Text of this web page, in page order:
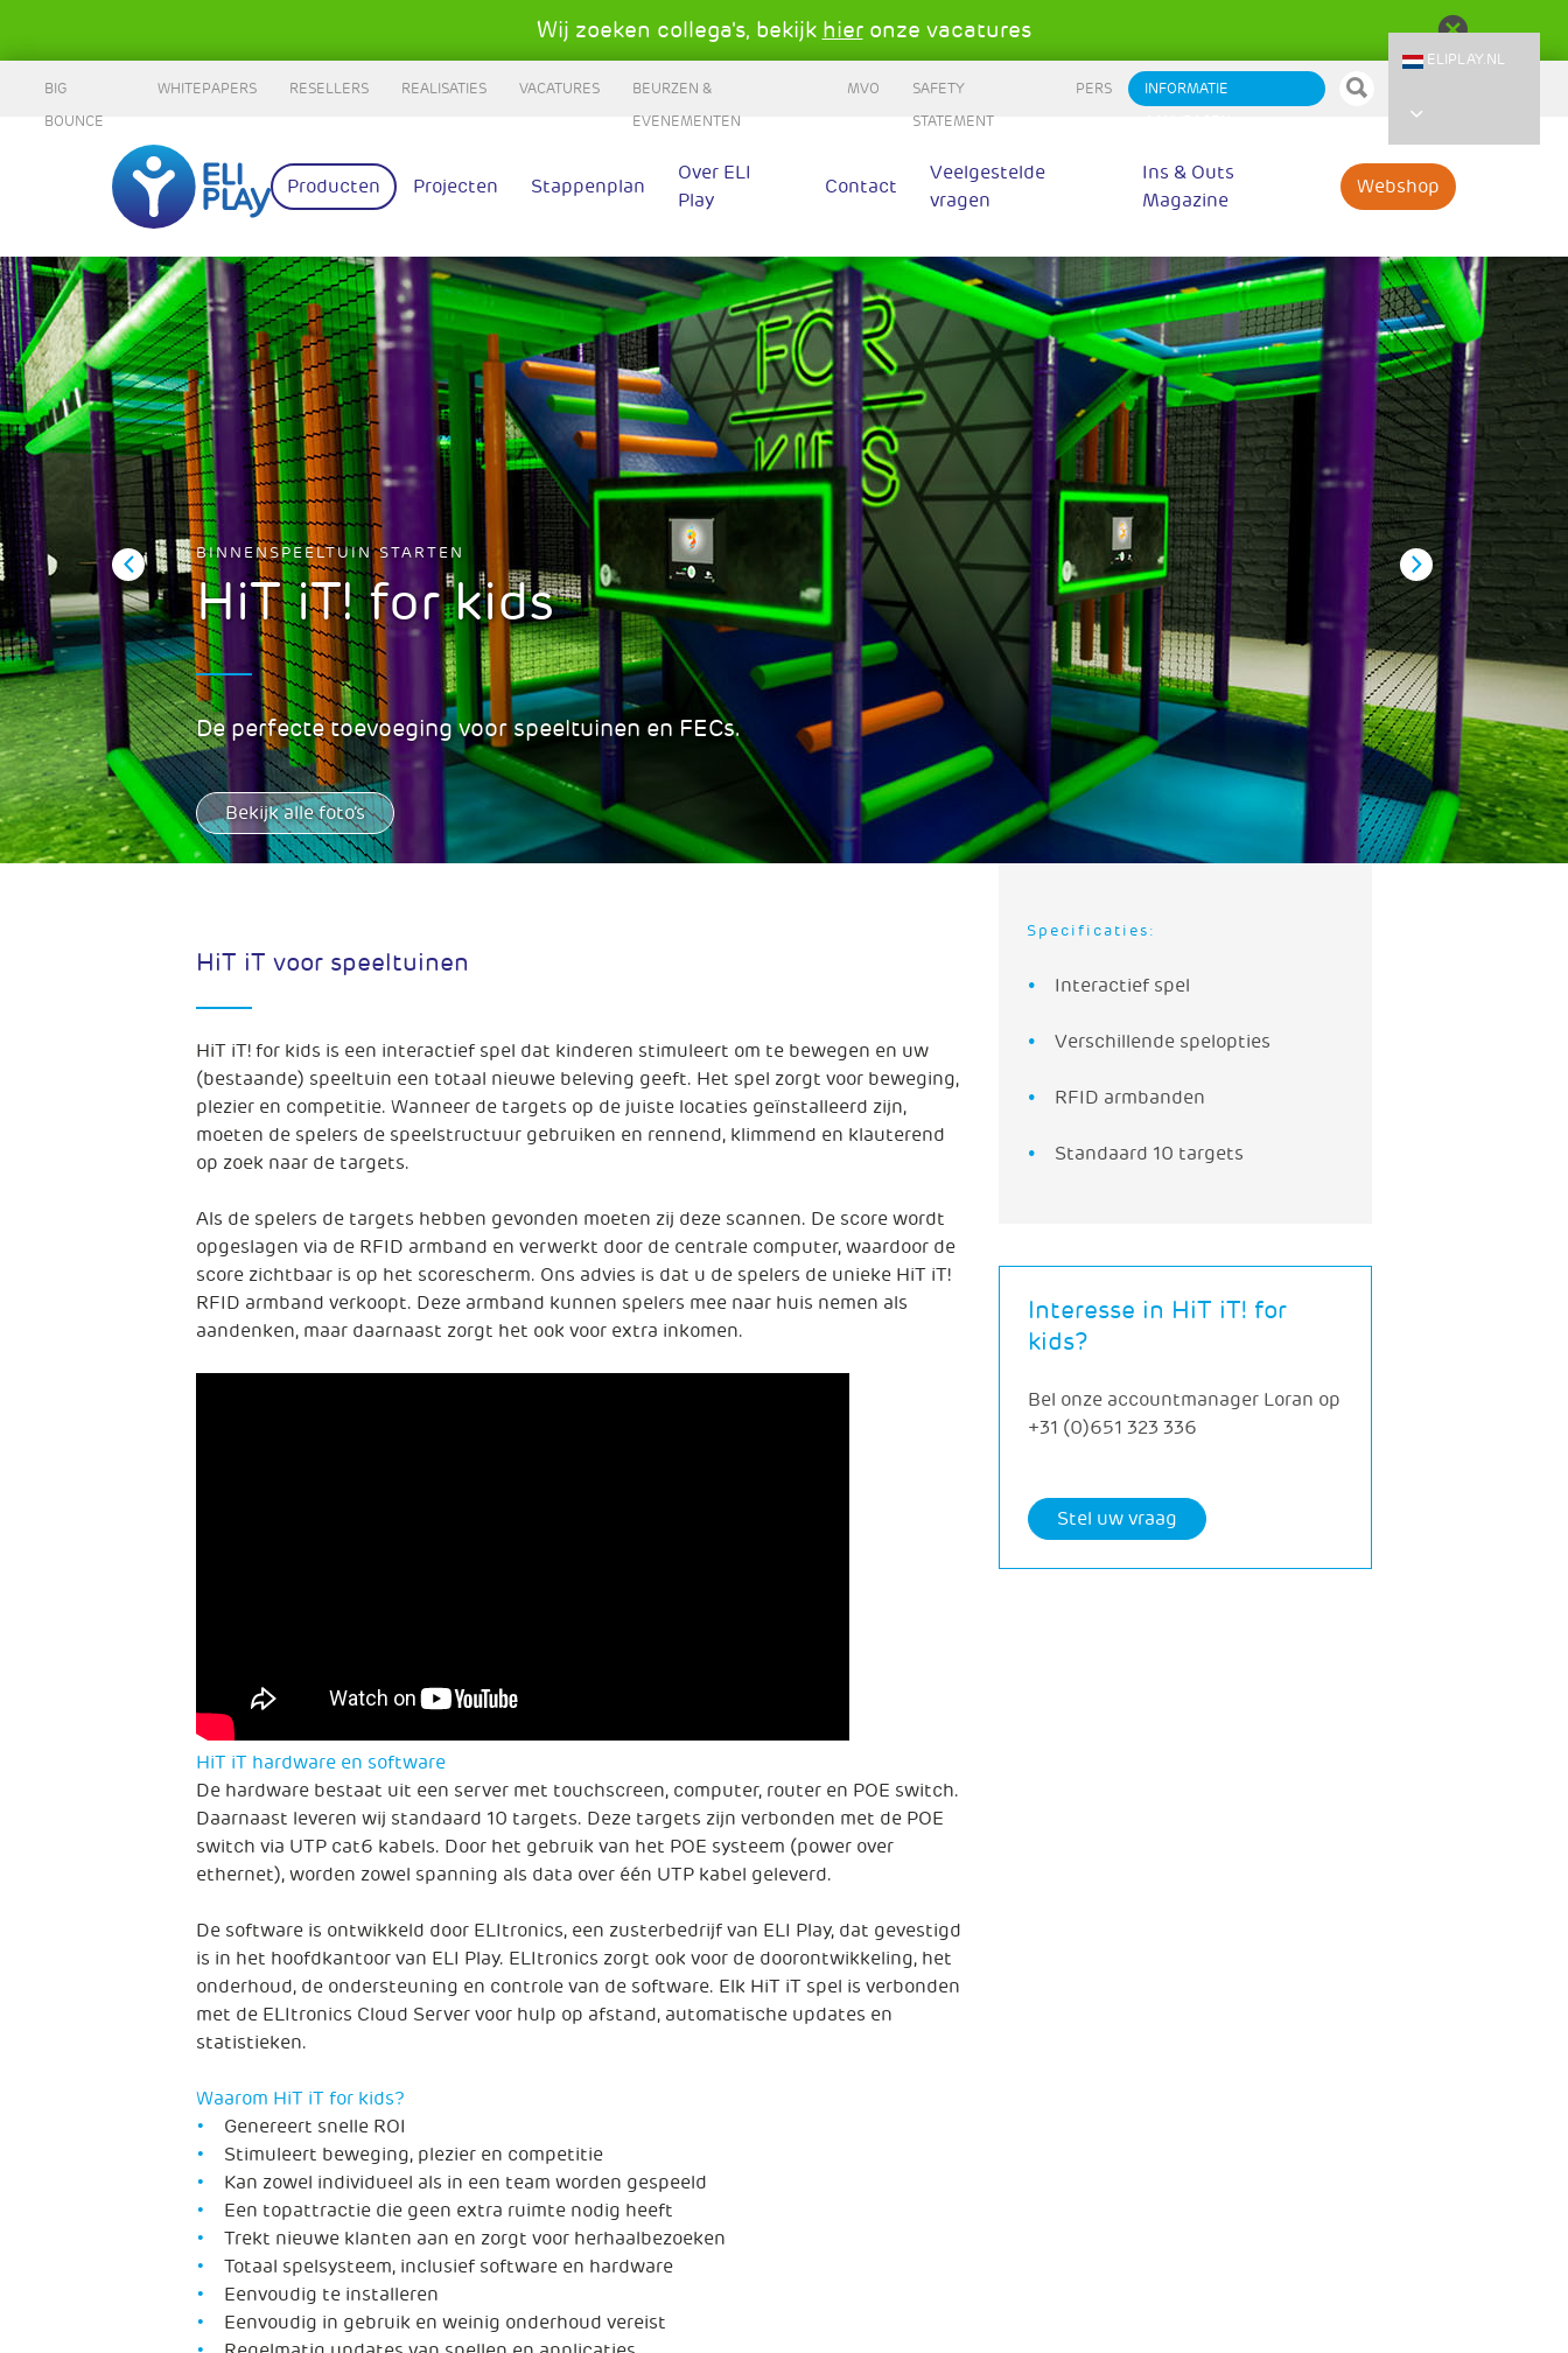
Wij zoeken collega's, bekijk hieronze vacatures
BIG
BOUNCE
WHITEPAPERS RESELLERS REALISATIES VACATURES
BEURZEN &
EVENEMENTEN
MVO
SAFETY
STATEMENT
PERS
INFORMATIE
ELIPLAY.NL
Producten Projecten Stappenplan
Over ELI
Play
Contact
Veelgestelde
vragen
Ins & Outs
Magazine
Webshop
BINNENSPEELTUIN STARTEN
HiT iT! for kids
De perfecte toevoeging voor speeltuinen en FECs.
Bekijk alle foto’s
HiT iT voor speeltuinen
HiT iT! for kids is een interactief spel dat kinderen stimuleert om te bewegen en uw
(bestaande) speeltuin een totaal nieuwe beleving geeft. Het spel zorgt voor beweging,
plezier en competitie. Wanneer de targets op de juiste locaties geïnstalleerd zijn,
moeten de spelers de speelstructuur gebruiken en rennend, klimmend en klauterend
op zoek naar de targets.
Als de spelers de targets hebben gevonden moeten zij deze scannen. De score wordt
opgeslagen via de RFID armband en verwerkt door de centrale computer, waardoor de
score zichtbaar is op het scorescherm. Ons advies is dat u de spelers de unieke HiT iT!
RFID armband verkoopt. Deze armband kunnen spelers mee naar huis nemen als
aandenken, maar daarnaast zorgt het ook voor extra inkomen.
HiT iT hardware en software
De hardware bestaat uit een server met touchscreen, computer, router en POE switch.
Daarnaast leveren wij standaard 10 targets. Deze targets zijn verbonden met de POE
switch via UTP cat6 kabels. Door het gebruik van het POE systeem (power over
ethernet), worden zowel spanning als data over één UTP kabel geleverd.
De software is ontwikkeld door ELItronics, een zusterbedrijf van ELI Play, dat gevestigd
is in het hoofdkantoor van ELI Play. ELItronics zorgt ook voor de doorontwikkeling, het
onderhoud, de ondersteuning en controle van de software. Elk HiT iT spel is verbonden
met de ELItronics Cloud Server voor hulp op afstand, automatische updates en
statistieken.
Waarom HiT iT for kids?
Genereert snelle ROI
Stimuleert beweging, plezier en competitie
Kan zowel individueel als in een team worden gespeeld
Een topattractie die geen extra ruimte nodig heeft
Trekt nieuwe klanten aan en zorgt voor herhaalbezoeken
Totaal spelsysteem, inclusief software en hardware
Eenvoudig te installeren
Eenvoudig in gebruik en weinig onderhoud vereist
Specificaties:
Interactief spel
Verschillende spelopties
RFID armbanden
Standaard 10 targets
Interesse in HiT iT! for
kids?
Bel onze accountmanager Loran op
+31 (0)651 323 336
Stel uw vraag